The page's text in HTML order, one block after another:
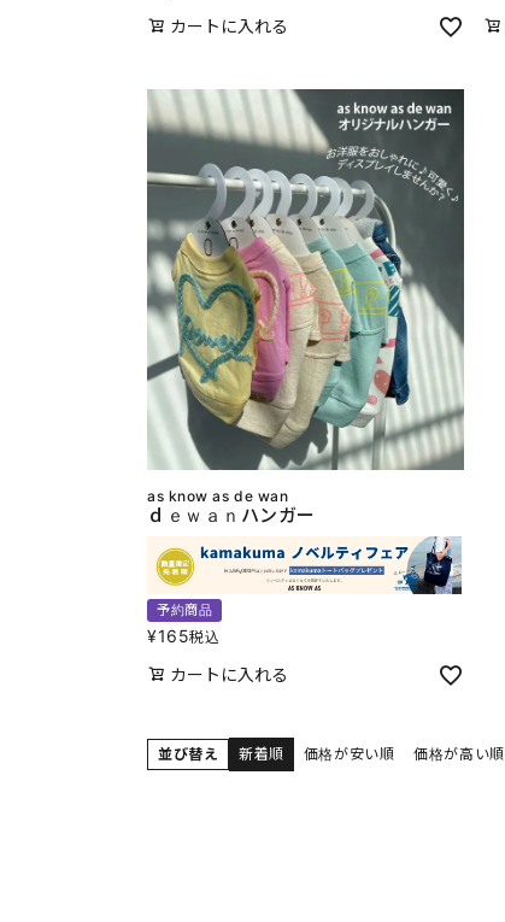
カートに入れる
as know as de wan
ｄｅｗａｎハンガー
予約商品
¥165税込
カートに入れる
並び替え 新着順 価格が安い順 価格が高い順